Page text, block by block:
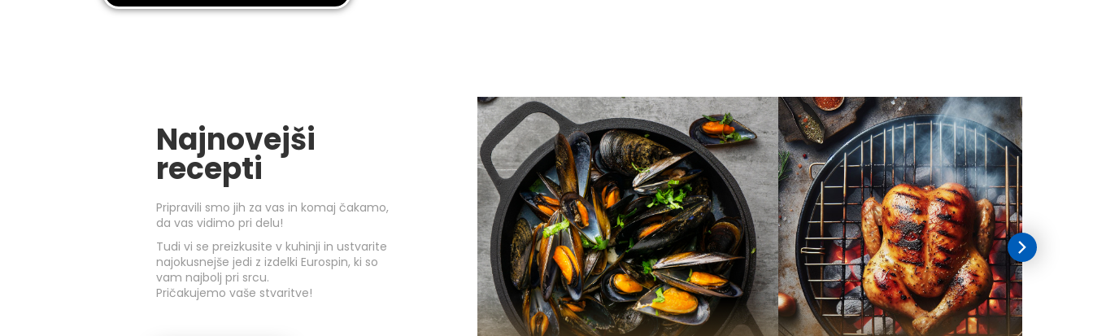
Najnovejši
recepti
Pripravili smo jih za vas in komaj čakamo,
da vas vidimo pri delu!
Tudi vi se preizkusite v kuhinji in ustvarite
najokusnejše jedi z izdelki Eurospin, ki so
vam najbolj pri srcu.
Pričakujemo vaše stvaritve!